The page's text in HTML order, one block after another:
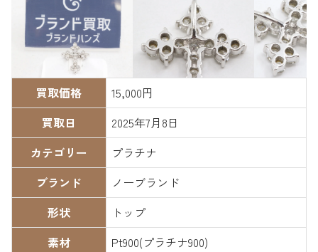
買取価格
15,000円
買取日
2025年7月8日
カテゴリー
プラチナ
ブランド
ノーブランド
形状
トップ
素材
Pt900(プラチナ900)